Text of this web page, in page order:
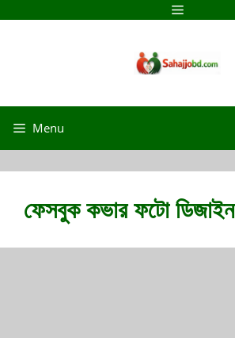
Menu
Menu
ফেসবুক কভার ফটো ডিজাইন